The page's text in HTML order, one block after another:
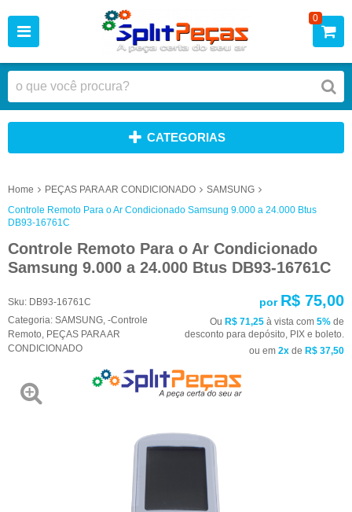
0
CATEGORIAS
Home PEÇAS PARA AR CONDICIONADO
SAMSUNG
Controle Remoto Para o Ar Condicionado Samsung 9.000 a 24.000 Btus
DB93-16761C
Controle Remoto Para o Ar Condicionado
Samsung 9.000 a 24.000 Btus DB93-16761C
Sku: DB93-16761C
Categoria: SAMSUNG -Controle
Remoto PEÇAS PARA AR
CONDICIONADO
por R$ 75,00
Ou R$ 71,25 à vista com 5% de
desconto para depósito, PIX e boleto.
ou em 2x de R$ 37,50